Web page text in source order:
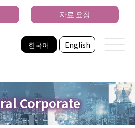
한국어 English
자료 요청
Corporate